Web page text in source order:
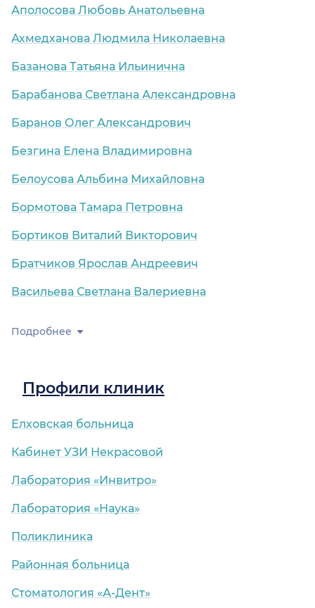
Аполосова Любовь Анатольевна
Ахмедханова Людмила Николаевна
Базанова Татьяна Ильинична
Барабанова Светлана Александровна
Баранов Олег Александрович
Безгина Елена Владимировна
Белоусова Альбина Михайловна
Бормотова Тамара Петровна
Бортиков Виталий Викторович
Братчиков Ярослав Андреевич
Васильева Светлана Валериевна
Подробнее
Профили клиник
Елховская больница
Кабинет УЗИ Некрасовой
Лаборатория «Инвитро»
Лаборатория «Наука»
Поликлиника
Районная больница
Стоматология «А-Дент»